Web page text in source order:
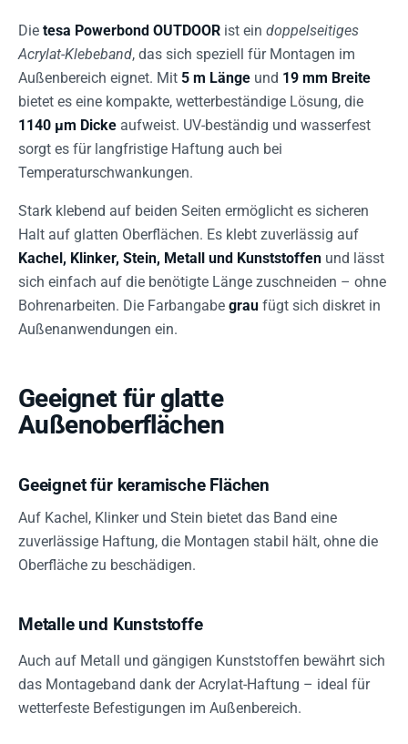
Die tesa Powerbond OUTDOOR ist ein doppelseitiges
Acrylat-Klebeband, das sich speziell für Montagen im
Außenbereich eignet. Mit 5 m Länge und 19 mm Breite
bietet es eine kompakte, wetterbeständige Lösung, die
1140 µm Dicke aufweist. UV-beständig und wasserfest
sorgt es für langfristige Haftung auch bei
Temperaturschwankungen.
Stark klebend auf beiden Seiten ermöglicht es sicheren
Halt auf glatten Oberflächen. Es klebt zuverlässig auf
Kachel, Klinker, Stein, Metall und Kunststoffen und lässt
sich einfach auf die benötigte Länge zuschneiden – ohne
Bohrenarbeiten. Die Farbangabe grau fügt sich diskret in
Außenanwendungen ein.
Geeignet für glatte
Außenoberflächen
Geeignet für keramische Flächen
Auf Kachel, Klinker und Stein bietet das Band eine
zuverlässige Haftung, die Montagen stabil hält, ohne die
Oberfläche zu beschädigen.
Metalle und Kunststoffe
Auch auf Metall und gängigen Kunststoffen bewährt sich
das Montageband dank der Acrylat-Haftung – ideal für
wetterfeste Befestigungen im Außenbereich.